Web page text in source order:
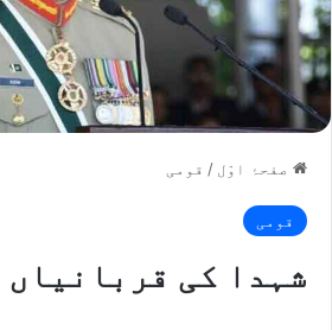
صفحۂ اوّل / قومی
قومی
شہدا کی قربانیاں